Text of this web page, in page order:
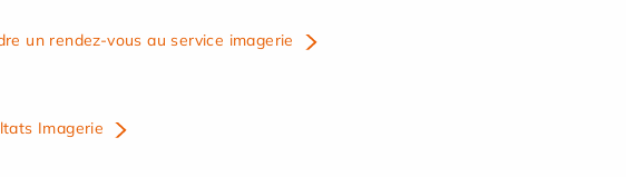
un rendez-vous au service imagerie
Imagerie